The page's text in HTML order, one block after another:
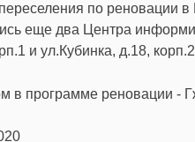
по реновации
еще два Центра
и ул.Кубинка, д.18,